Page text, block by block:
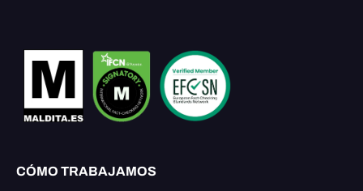
CÓMO TRABAJAMOS